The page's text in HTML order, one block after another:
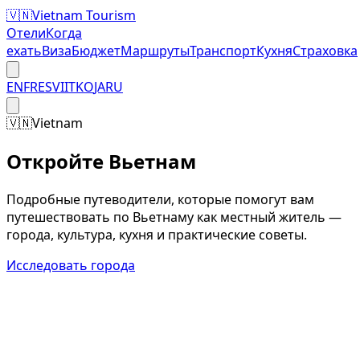
🇻🇳Vietnam Tourism
ОтелиКогда
ехатьВизаБюджетМаршрутыТранспортКухняСтраховка
ENFRESVIITKOJARU
🇻🇳Vietnam
Откройте Вьетнам
Подробные путеводители, которые помогут вам
путешествовать по Вьетнаму как местный житель —
города, культура, кухня и практические советы.
Исследовать города